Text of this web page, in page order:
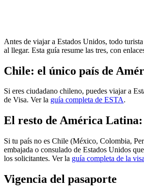
Antes de viajar a Estados Unidos, todo
al llegar. Esta guía resume las tres, con
Chile: el único país de
Si eres ciudadano chileno, puedes viajar a
de Visa. Ver la guía completa de ESTA.
El resto de América Latina:
Si tu país no es Chile (México, Colombia,
embajada o consulado de Estados Unidos
los solicitantes. Ver la guía completa de la
Vigencia del pasaporte